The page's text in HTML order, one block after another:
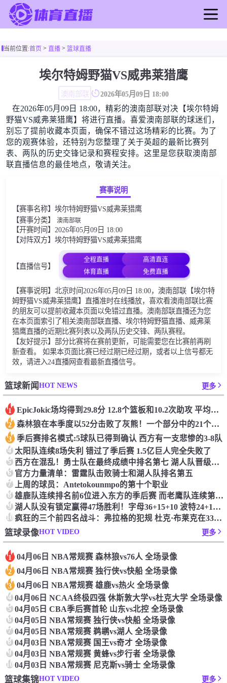
足球直播
足球新闻
篮球新闻
当前位置:首页> 直播> 篮球直播
埃尔特姆野猫VS威弗莱猎鹰
澳南部联 2026年05月09日 18:00
在2026年05月09日 18:00，精彩的澳南部联对决【埃尔特姆
野猫VS威弗莱猎鹰】将进行直播。喜爱澳南部联的球迷们，
别忘了提前收藏本页面，确保不错过这场精彩的比赛。为了
您的观赛体验，还特别为您整理了关于英超的最新比赛列
表、两队的历史交锋记录和赛程安排。这里是您获取澳南部
联直播信息的最佳地点，敬请关注。
赛事说明
【赛事名称】埃尔特姆野猫VS威弗莱猎鹰
【赛事分类】 澳南部联
【开赛时间】2026年05月09日 18:00
【对阵双方】埃尔特姆野猫VS威弗莱猎鹰
【直播信号】
全程直播 高清直连
体育直播 免费直播
【赛事说明】北京时间2026年05月09日 18:00，澳南部联【埃尔特
姆野猫VS威弗莱猎鹰】直播准时在线播放，喜欢看澳南部联比赛
的朋友可以提前收藏本页面以免错过直播。澳南部联直播还为您
在本页面索引了相关澳南部联直播、埃尔特姆野猫直播、威弗莱
猎鹰直播的近期比赛列表以及两队历史交锋、两队赛程。
【友好提示】部分比赛将在赛前更新，可能需要您在比赛前再刷
新查看。 如果本页面比赛已经过期已经过期，或者以上信号都无
效，请进入24直播网查看最新直播信号。
篮球新闻HOT NEWS 更多
1 Epic️Jokic场均得到29.8分 12.8个篮板和10.2次助攻 平均三双很容易吗？
2 森林狼在本季度以52分击败了灰熊！一个部分中的21个中有18个！骑着摇头丸的战士第六 湖船不舒服
3 季后赛排名模式:5球队已得到确认 西方有一支悲惨的3-8队
4 太阳队连续8场失利 错过了季后赛 1.5亿巨人完全失败了
5 西方在混乱！勇士队在最终成绩中排名第七 湖人队晋级季后赛 火箭向快船送了礼物
6 官方力量清单：雷霆队击败骑士和湖人队排名第五
7 上周的球员：Antetokounmpo的第十个职业
8 雄鹿队连续排名前6位进入东方的季后赛 而老鹰队连续第四年在季后赛中踢球
9 湖人队没有锁定赢得47场胜利！字母36+15+10 波特24+12+8 42胜利以锁定季后赛
10 疯狂的三个前四名战斗：弗拉格的犯规 杜克·布莱克在33秒的惊喜中出现了
篮球录像HOT VIDEO 更多
1 04月06日 NBA常规赛 森林狼vs76人 全场录像
2 04月06日 NBA常规赛 独行侠vs快船 全场录像
3 04月06日 NBA常规赛 雄鹿vs热火 全场录像
4 04月06日 NCAA终极四强 休斯敦大学vs杜克大学 全场录像
5 04月05日 CBA季后赛首轮 山东vs北控 全场录像
6 04月05日 NBA常规赛 独行侠vs快船 全场录像
7 04月05日 NBA常规赛 鹈鹕vs湖人 全场录像
8 04月03日 NBA常规赛 国王vs奇才 全场录像
9 04月03日 NBA常规赛 黄蜂vs步行者 全场录像
1004月03日 NBA常规赛 尼克斯vs骑士 全场录像
篮球集锦HOT VIDEO 更多